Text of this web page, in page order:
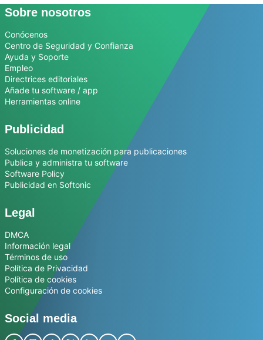
Sobre nosotros
Conócenos
Centro de Seguridad y Confianza
Ayuda y Soporte
Empleo
Directrices editoriales
Añade tu software / app
Herramientas online
Publicidad
Soluciones de monetización para publicaciones
Publica y administra tu software
Software Policy
Publicidad en Softonic
Legal
DMCA
Información legal
Términos de uso
Política de Privacidad
Política de cookies
Configuración de cookies
Social media